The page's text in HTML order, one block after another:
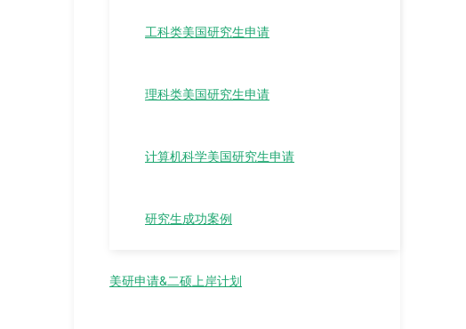
工科类美国研究生申请
理科类美国研究生申请
计算机科学美国研究生申请
研究生成功案例
美研申请&二硕上岸计划